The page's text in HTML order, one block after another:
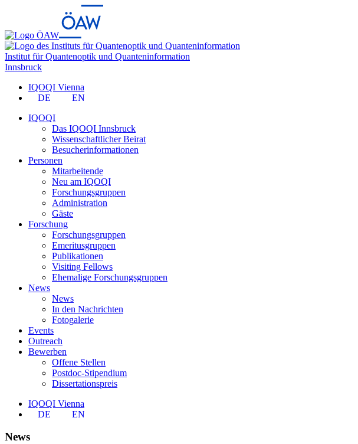
Institut für Quantenoptik und Quanteninformation
Innsbruck
IQOQI Vienna
DE
EN
IQOQI
Das IQOQI Innsbruck
Wissenschaftlicher Beirat
Besucherinformationen
Personen
Mitarbeitende
Neu am IQOQI
Forschungsgruppen
Administration
Gäste
Forschung
Forschungsgruppen
Emeritusgruppen
Publikationen
Visiting Fellows
Ehemalige Forschungsgruppen
News
News
In den Nachrichten
Fotogalerie
Events
Outreach
Bewerben
Offene Stellen
Postdoc-Stipendium
Dissertationspreis
IQOQI Vienna
DE
EN
News